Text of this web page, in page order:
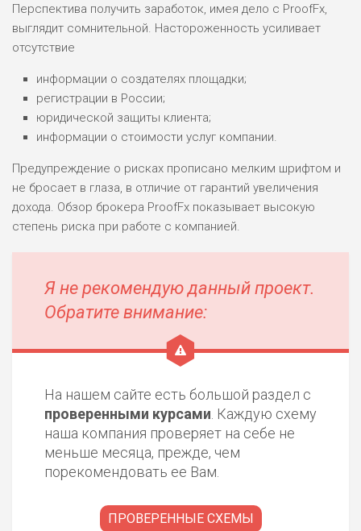
Перспектива получить заработок, имея дело с ProofFx,
выглядит сомнительной. Настороженность усиливает
отсутствие
информации о создателях площадки;
регистрации в России;
юридической защиты клиента;
информации о стоимости услуг компании.
Предупреждение о рисках прописано мелким шрифтом и
не бросает в глаза, в отличие от гарантий увеличения
дохода. Обзор брокера ProofFx показывает высокую
степень риска при работе с компанией.
Я не рекомендую данный проект.
Обратите внимание:
На нашем сайте есть большой раздел с
проверенными курсами . Каждую схему
наша компания проверяет на себе не
меньше месяца, прежде, чем
порекомендовать ее Вам.
ПРОВЕРЕННЫЕ СХЕМЫ